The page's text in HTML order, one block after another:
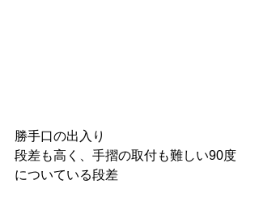
勝手口の出入り
段差も高く、手摺の取付も難しい90度
についている段差